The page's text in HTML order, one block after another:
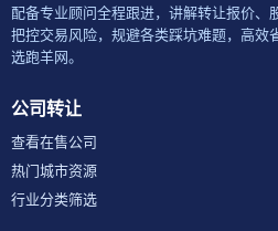
配备专业顾问全程跟进，讲解转让报价、
把控交易风险，规避各类踩坑难题，高效
选跑羊网。
公司转让
查看在售公司
热门城市资源
行业分类筛选